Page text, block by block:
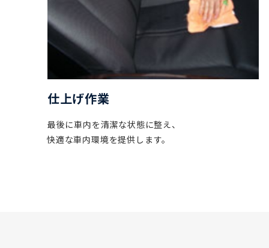
仕上げ作業
最後に車内を清潔な状態に整え、
快適な車内環境を提供します。